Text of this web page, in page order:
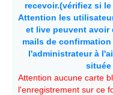
recevoir.(vérifiez si
Attention les
et live peuvent avoir
mails de
l'administrateur à
située
Attention aucune carte
l'enregistrement sur ce